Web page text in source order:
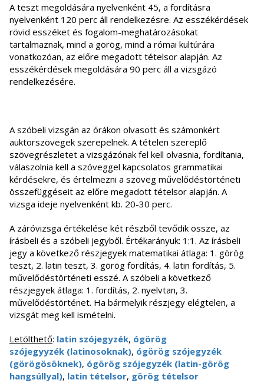
A teszt megoldására nyelvenként 45, a fordításra
nyelvenként 120 perc áll rendelkezésre. Az esszékérdések
rövid esszéket és fogalom-meghatározásokat
tartalmaznak, mind a görög, mind a római kultúrára
vonatkozóan, az előre megadott tételsor alapján. Az
esszékérdések megoldására 90 perc áll a vizsgázó
rendelkezésére.
A szóbeli vizsgán az órákon olvasott és számonkért
auktorszövegek szerepelnek. A tételen szereplő
szövegrészletet a vizsgázónak fel kell olvasnia, fordítania,
válaszolnia kell a szöveggel kapcsolatos grammatikai
kérdésekre, és értelmezni a szöveg művelődéstörténeti
összefüggéseit az előre megadott tételsor alapján. A
vizsga ideje nyelvenként kb. 20-30 perc.
A záróvizsga értékelése két részből tevődik össze, az
írásbeli és a szóbeli jegyből. Értékarányuk: 1:1. Az írásbeli
jegy a következő részjegyek matematikai átlaga: 1. görög
teszt, 2. latin teszt, 3. görög fordítás, 4. latin fordítás, 5.
művelődéstörténeti esszé. A szóbeli a következő
részjegyek átlaga: 1. fordítás, 2. nyelvtan, 3.
művelődéstörténet. Ha bármelyik részjegy elégtelen, a
vizsgát meg kell ismételni.
Letölthető: latin szójegyzék, ógörög
szójegyyzék (latinosoknak), ógörög szójegyzék
(görögösöknek), ógörög szójegyzék (latin-görög
hangsúllyal), latin tételsor, görög tételsor